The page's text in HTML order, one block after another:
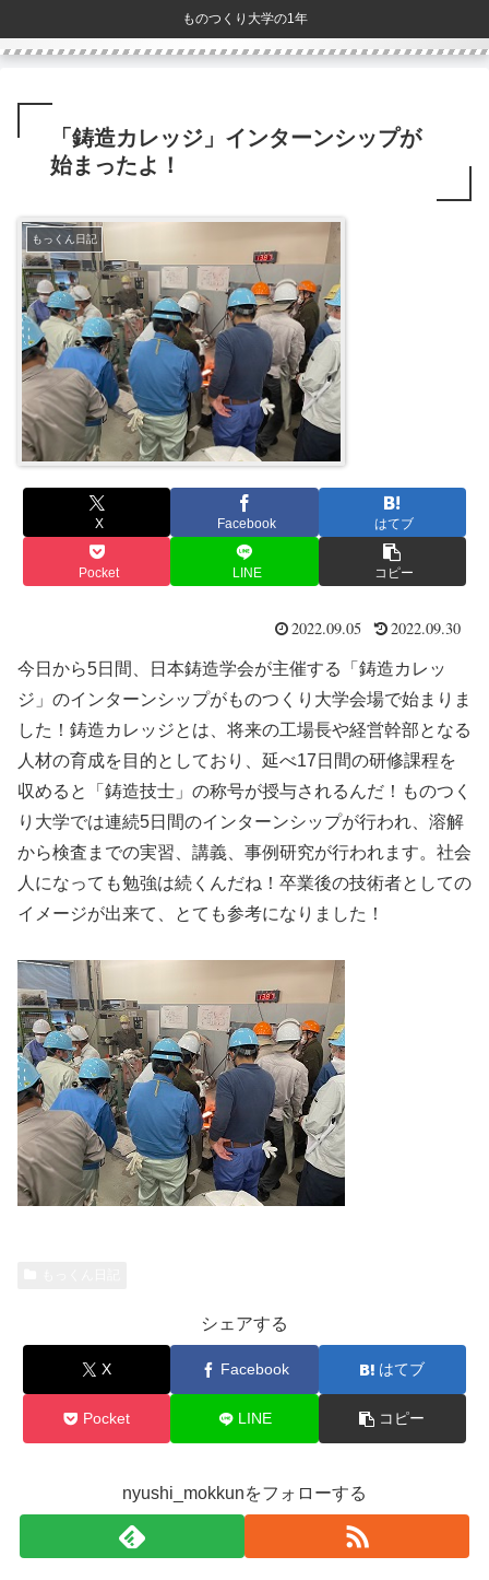
ものつくり大学の1年
「鋳造カレッジ」インターンシップが
始まったよ！
もっくん日記
X Facebook はてブ
Pocket LINE コピー
2022.09.05 2022.09.30
今日から5日間、日本鋳造学会が主催する「鋳造カレッ
ジ」のインターンシップがものつくり大学会場で始まりま
した！鋳造カレッジとは、将来の工場長や経営幹部となる
人材の育成を目的としており、延べ17日間の研修課程を
収めると「鋳造技士」の称号が授与されるんだ！ものつく
り大学では連続5日間のインターンシップが行われ、溶解
から検査までの実習、講義、事例研究が行われます。社会
人になっても勉強は続くんだね！卒業後の技術者としての
イメージが出来て、とても参考になりました！
シェアする
X Facebook はてブ
Pocket LINE コピー
nyushi_mokkunをフォローする